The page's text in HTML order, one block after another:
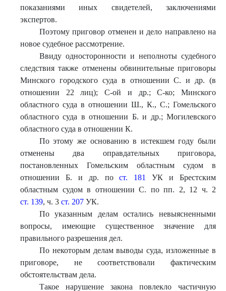
показаниями иных свидетелей, заключениями
экспертов.
Поэтому приговор отменен и дело направлено на
новое судебное рассмотрение.
Ввиду односторонности и неполноты судебного
следствия также отменены обвинительные приговоры
Минского городского суда в отношении С. и др. (в
отношении 22 лиц); С-ой и др.; С-ко; Минского
областного суда в отношении Ш., К., С.; Гомельского
областного суда в отношении Б. и др.; Могилевского
областного суда в отношении К.
По этому же основанию в истекшем году были
отменены два оправдательных приговора,
постановленных Гомельским областным судом в
отношении Б. и др. пост. 181
УК и Брестским
областным судом в отношении С. по пп. 2, 12 ч. 2
ст. 139, ч. 3 ст. 207 УК.
По указанным делам остались невыясненными
вопросы, имеющие существенное значение для
правильного разрешения дел.
По некоторым делам выводы суда, изложенные в
приговоре, не соответствовали фактическим
обстоятельствам дела.
Такое нарушение закона повлекло частичную